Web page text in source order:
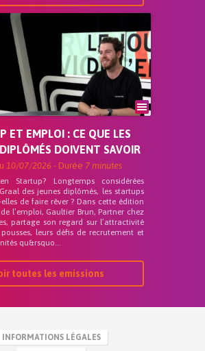
ET EMPLOI : CE QUE LES
DOIVENT SAVOIR
10/07/2026 - Durée 7 minutes
Startup? Longtemps considérées
des jeunes diplômés, les startups
de faire rêver ? Dans cette édition
l’emploi, Gaultier Brun, Partner chez
partage son regard sur l’attractivité
leurs défis de recrutement et
qu&rsquo...
toutes les emissions
INFORMATIONS LÉGALES